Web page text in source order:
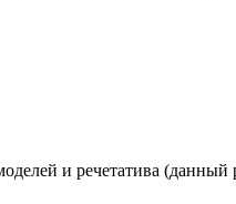
и pечетатива (данный